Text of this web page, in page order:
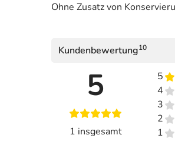
Ohne Zusatz von
Kundenbewertung10
5
1 insgesamt
5
4
3
2
1